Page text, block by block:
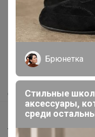
Как здесь все
Как сделать заказ?
Как получить?
Доставка
Шоурумы
Торговые марки
Брюнетка
Стильные
аксессуары,
среди